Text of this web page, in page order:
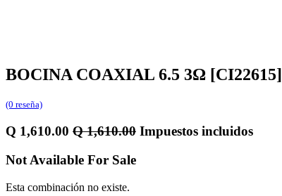
BOCINA COAXIAL 6.5 3Ω [CI22615]
(0 reseña)
Q 1,610.00 Q1,610.00 Impuestos incluidos
Not Available For Sale
Esta combinación no existe.